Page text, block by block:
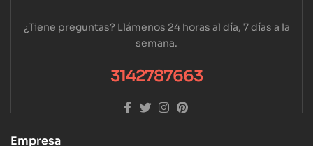
¿Tiene preguntas? Llámenos 24 horas al día, 7 días a la
semana.
3142787663
Empresa